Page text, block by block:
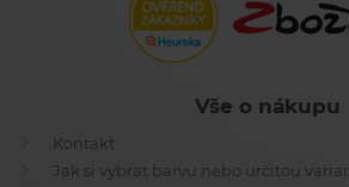
Vše o nákupu
Kontakt
Jak si vybrat barvu nebo určitou